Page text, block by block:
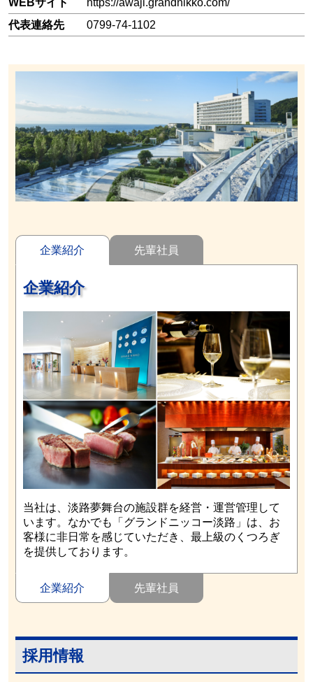
WEBサイト
https://awaji.grandnikko.com/
代表連絡先
0799-74-1102
企業紹介 先輩社員
企業紹介
当社は、淡路夢舞台の施設群を経営・運営管理して
います。なかでも「グランドニッコー淡路」は、お
客様に非日常を感じていただき、最上級のくつろぎ
を提供しております。
企業紹介 先輩社員
採用情報